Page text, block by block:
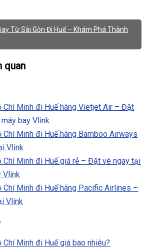
Từ Sài Gòn Đi Huế – Khám Phá Thành
quan
Chí Minh đi Huế hãng Vietjet Air – Đặt
bay Vlink
Chí Minh đi Huế hãng Bamboo Airways
Vlink
Chí Minh đi Huế giá rẻ – Đặt vé ngay tại
Vlink
Chí Minh đi Huế hãng Pacific Airlines –
Vlink
Minh đi Huế giá bao nhiêu?